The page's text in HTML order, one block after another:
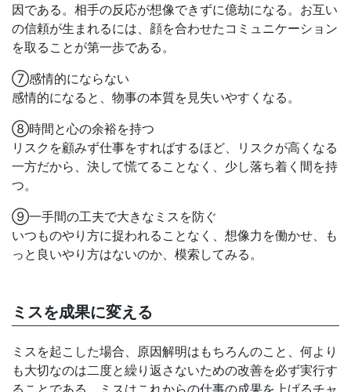
因である。相手の反応が想像できずに億劫になる。お互い
の信頼が生まれるには、顔を合わせたコミュニケーション
を取ることが第一歩である。
⑦感情的にならない
感情的になると、物事の本質を見失いやすくなる。
⑧時間と心の余裕を持つ
リスクを顧みず仕事をすればするほど、リスクが高くなる
一方だから、決して慌てることなく、少し落ち着く間を持
つ。
⑨一手間の工夫で大きなミスを防ぐ
いつものやり方に捉われることなく、想像力を働かせ、も
っと良いやり方はないのか、模索してみる。
ミスを成果に変える
ミスを起こした場合、原因解明はもちろんのこと、何より
も大切なのは二度と繰り返さないための改善を必ず実行す
ることである。ミスはこれからの仕事の成果を上げるチャ